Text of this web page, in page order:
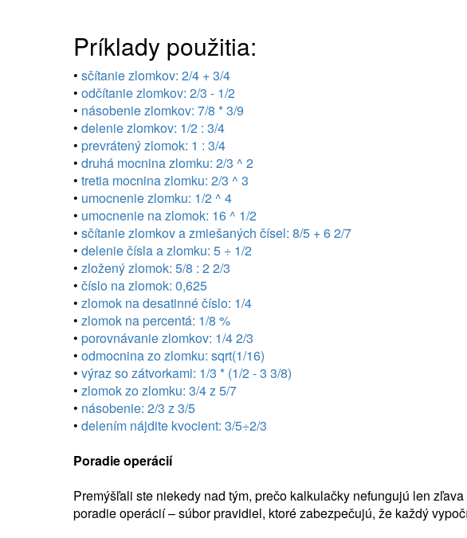
Príklady použitia:
• sčítanie zlomkov: 2/4 + 3/4
• odčítanie zlomkov: 2/3 - 1/2
• násobenie zlomkov: 7/8 * 3/9
• delenie zlomkov: 1/2 : 3/4
• prevrátený zlomok: 1 : 3/4
• druhá mocnina zlomku: 2/3 ^ 2
• tretia mocnina zlomku: 2/3 ^ 3
• umocnenie zlomku: 1/2 ^ 4
• umocnenie na zlomok: 16 ^ 1/2
• sčítanie zlomkov a zmiešaných čísel: 8/5 + 6 2/7
• delenie čísla a zlomku: 5 ÷ 1/2
• zložený zlomok: 5/8 : 2 2/3
• číslo na zlomok: 0,625
• zlomok na desatinné číslo: 1/4
• zlomok na percentá: 1/8 %
• porovnávanie zlomkov: 1/4 2/3
• odmocnina zo zlomku: sqrt(1/16)
• výraz so zátvorkami: 1/3 * (1/2 - 3 3/8)
• zlomok zo zlomku: 3/4 z 5/7
• násobenie: 2/3 z 3/5
• delením nájdite kvocient: 3/5÷2/3
Poradie operácií
Premýšľali ste niekedy nad tým, prečo kalkulačky nefungujú len
poradie operácií – súbor pravidiel, ktoré zabezpečujú, že každý